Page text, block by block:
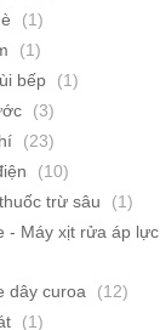
(1)
(1)
bếp
(1)
(3)
(23)
(10)
trừ sâu
(1)
- Máy xịt rửa áp lực
dây curoa
(12)
(1)